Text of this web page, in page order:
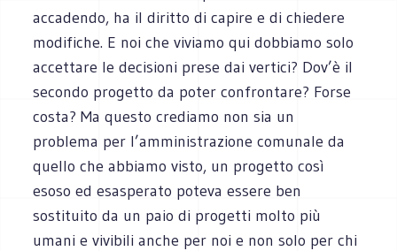
accadendo, ha il diritto di capire e di chiedere
modifiche. E noi che viviamo qui dobbiamo solo
accettare le decisioni prese dai vertici? Dov’è il
secondo progetto da poter confrontare? Forse
costa? Ma questo crediamo non sia un
problema per l’amministrazione comunale da
quello che abbiamo visto, un progetto così
esoso ed esasperato poteva essere ben
sostituito da un paio di progetti molto più
umani e vivibili anche per noi e non solo per chi